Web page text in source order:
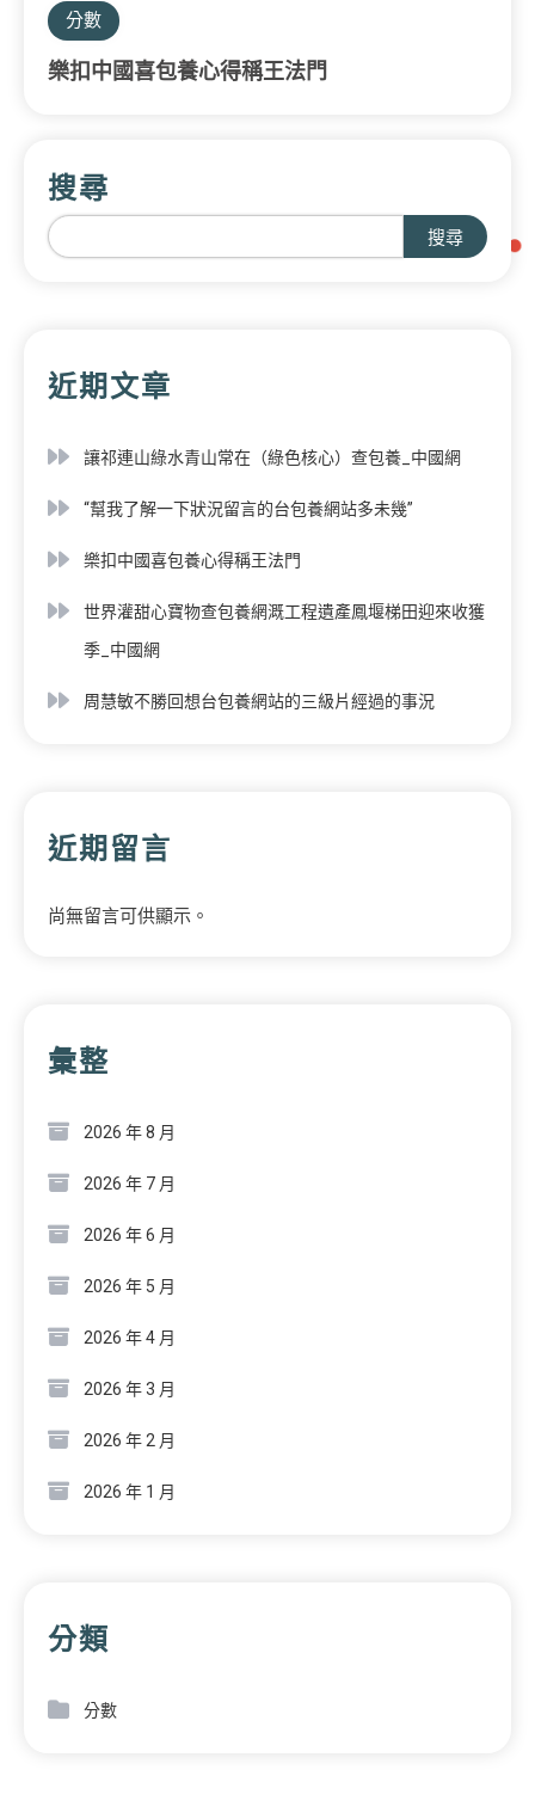
分數
樂扣中國喜包養心得稱王法門
搜尋
搜尋
近期文章
讓祁連山綠水青山常在（綠色核心）查包養_中國網
“幫我了解一下狀況留言的台包養網站多未幾”
樂扣中國喜包養心得稱王法門
世界灌甜心寶物查包養網溉工程遺產鳳堰梯田迎來收獲
季_中國網
周慧敏不勝回想台包養網站的三級片經過的事況
近期留言
尚無留言可供顯示。
彙整
2026 年 8 月
2026 年 7 月
2026 年 6 月
2026 年 5 月
2026 年 4 月
2026 年 3 月
2026 年 2 月
2026 年 1 月
分類
分數